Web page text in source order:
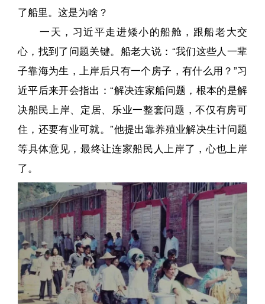
了船里。这是为啥？
一天，习近平走进矮小的船舱，跟船老大交
心，找到了问题关键。船老大说：“我们这些人一辈
子靠海为生，上岸后只有一个房子，有什么用？”习
近平后来开会指出：“解决连家船问题，根本的是解
决船民上岸、定居、乐业一整套问题，不仅有房可
住，还要有业可就。”他提出靠养殖业解决生计问题
等具体意见，最终让连家船民人上岸了，心也上岸
了。